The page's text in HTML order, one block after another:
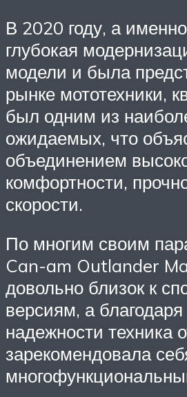
В 2020 году, а
глубокая
модели и была
рынке мототехники,
был одним из
ожидаемых, что
объединением
комфортности,
скорости.
По многим своим
Can-am Outlander
довольно близок к
версиям, а
надежности техника
зарекомендовала